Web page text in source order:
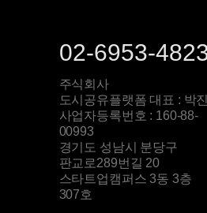
02-6953-
주식회사
도시공유플랫폼 대표 : 박
사업자등록번호 : 160-88-
00993
경기도 성남시 분당구
판교로289번길 20
스타트업캠퍼스 3동 3층
307호